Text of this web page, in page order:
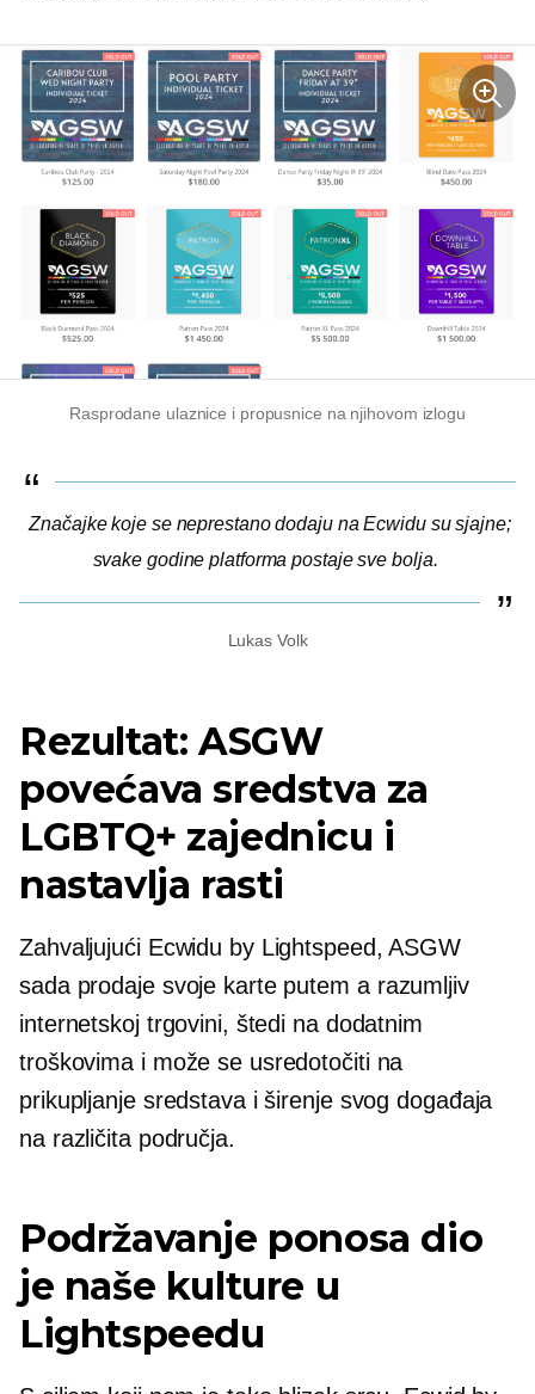
Rasprodane ulaznice i propusnice na njihovom izlogu
Značajke koje se neprestano dodaju na Ecwidu su sjajne;
svake godine platforma postaje sve bolja.
Lukas Volk
Rezultat: ASGW
povećava sredstva za
LGBTQ+ zajednicu i
nastavlja rasti
Zahvaljujući Ecwidu by Lightspeed, ASGW
sada prodaje svoje karte putem a razumljiv
internetskoj trgovini, štedi na dodatnim
troškovima i može se usredotočiti na
prikupljanje sredstava i širenje svog događaja
na različita područja.
Podržavanje ponosa dio
je naše kulture u
Lightspeedu